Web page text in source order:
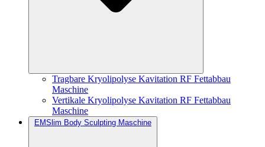
Tragbare Kryolipolyse Kavitation RF Fettabbau
Maschine
Vertikale Kryolipolyse Kavitation RF Fettabbau
Maschine
EMSlim Body Sculpting Maschine